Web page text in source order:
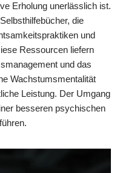
Erholung unerlässlich ist.
die
und
Ressourcen liefern
und das
Wachstumsmentalität
Leistung. Der Umgang
besseren psychischen